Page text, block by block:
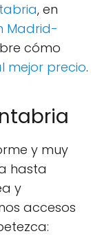
, en
Madrid-
cómo
mejor precio.
y muy
hasta
y
accesos